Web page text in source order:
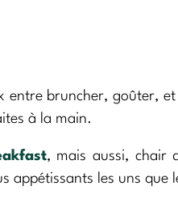
bruncher, goûter,
à la main.
, mais aussi, chair
appétissants les uns que